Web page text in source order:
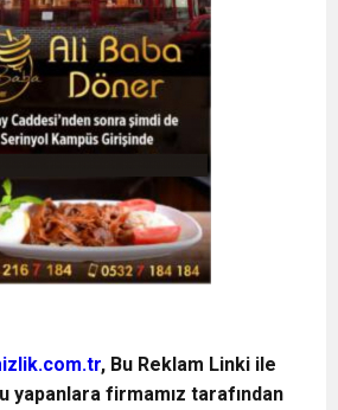
, Bu Reklam Linki ile
yapanlara firmamız tarafından